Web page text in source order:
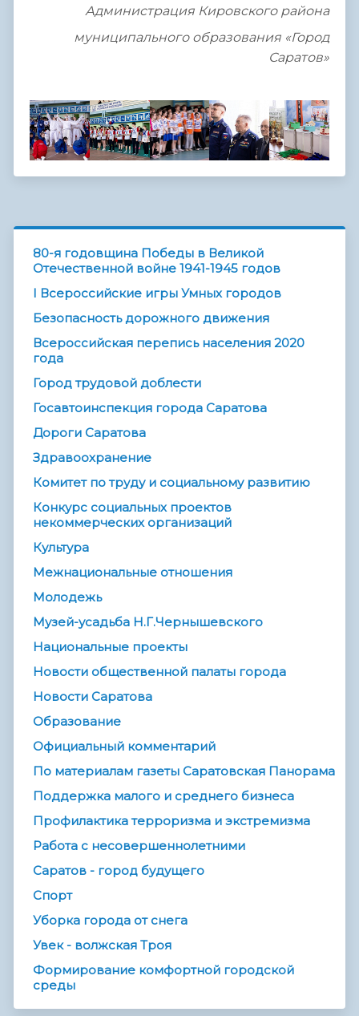
Администрация Кировского района
муниципального образования «Город
Саратов»
80-я годовщина Победы в Великой
Отечественной войне 1941-1945 годов
I Всероссийские игры Умных городов
Безопасность дорожного движения
Всероссийская перепись населения 2020
года
Город трудовой доблести
Госавтоинспекция города Саратова
Дороги Саратова
Здравоохранение
Комитет по труду и социальному развитию
Конкурс социальных проектов
некоммерческих организаций
Культура
Межнациональные отношения
Молодежь
Музей-усадьба Н.Г.Чернышевского
Национальные проекты
Новости общественной палаты города
Новости Саратова
Образование
Официальный комментарий
По материалам газеты Саратовская Панорама
Поддержка малого и среднего бизнеса
Профилактика терроризма и экстремизма
Работа с несовершеннолетними
Саратов - город будущего
Спорт
Уборка города от снега
Увек - волжская Троя
Формирование комфортной городской
среды